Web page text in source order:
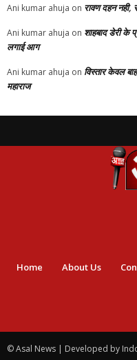
Ani kumar ahuja on रावण दहन नही,
Ani kumar ahuja on शाहबाद डेरी के
लगाई आग
Ani kumar ahuja on विस्तार केवल
महाराज
Home About Us
© Asal News | Developed by